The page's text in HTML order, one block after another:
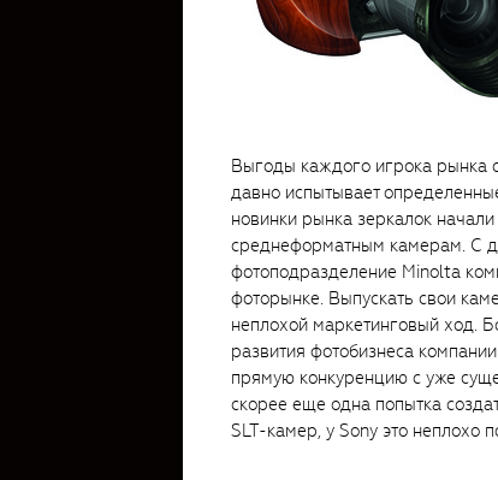
Выгоды каждого игрока рынка
давно испытывает
новинки рынка зеркалок
среднеформатным камерам. С
фотоподразделение Minolta
фоторынке. Выпускать свои
неплохой маркетинговый ход.
развития фотобизнеса
прямую конкуренцию с уже
скорее еще одна попытка
SLT-камер, у Sony это неплохо